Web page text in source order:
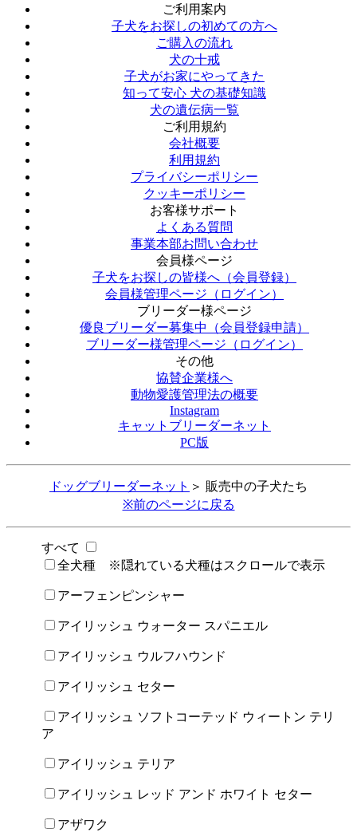
ご利用案内
子犬をお探しの初めての方へ
ご購入の流れ
犬の十戒
子犬がお家にやってきた
知って安心 犬の基礎知識
犬の遺伝病一覧
ご利用規約
会社概要
利用規約
プライバシーポリシー
クッキーポリシー
お客様サポート
よくある質問
事業本部お問い合わせ
会員様ページ
子犬をお探しの皆様へ（会員登録）
会員様管理ページ（ログイン）
ブリーダー様ページ
優良ブリーダー募集中（会員登録申請）
ブリーダー様管理ページ（ログイン）
その他
協賛企業様へ
動物愛護管理法の概要
Instagram
キャットブリーダーネット
PC版
ドッグブリーダーネット ＞ 販売中の子犬たち
※前のページに戻る
すべて
全犬種 ※隠れている犬種はスクロールで表示
アーフェンピンシャー
アイリッシュ ウォーター スパニエル
アイリッシュ ウルフハウンド
アイリッシュ セター
アイリッシュ ソフトコーテッド ウィートン テリ
ア
アイリッシュ テリア
アイリッシュ レッド アンド ホワイト セター
アザワク